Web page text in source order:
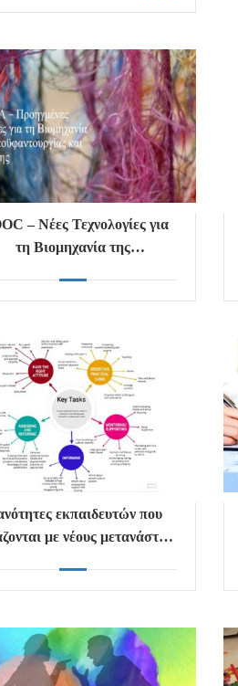
– Νέες Τεχνολογίες για
τη Βιομηχανία της
εκπαιδευτών που
με νέους μετανάστες